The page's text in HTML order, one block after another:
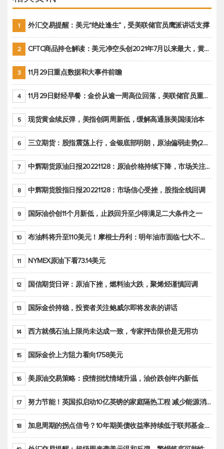
1 外汇交易提醒：美元“绝处逢生”，受美联储官员鹰派讲话支撑
2 CFTC商品持仓解读：美元净空头创2021年7月以来最大，黄金期货投机性净多头头寸减少
3 11月29日重点数据和大事件前瞻
4 11月29日财经早餐：金价从逾一周高位回落，美联储官员重申鹰派立场推动美元回升
5 现货黄金续反弹，美指创两周新低，缓解高通胀美国须治本
6 三立期货：股指震荡上行，金银底部明朗，原油偏弱走势(20221128收评)
7 中辉期货原油日报20221128：原油价格持续下降，市场关注OPEC+新一轮产能政策
8 中辉期货股指日报20221128：市场信心受挫，股指全线回调
9 国际油价创11个月新低，止跌回升至少得满足二大条件之一
10 布油料将升至110美元！摩根士丹利：明年油市面临七大不确定性
11 NYMEX原油下看73.14美元
12 国信期货日评：原油下挫，燃料油大跌，聚烯烃谨慎回调
13 国际金价持稳，投资者关注鲍威尔即将发表的讲话
14 西方就俄石油上限尚未达成一致，专家抨击限价是无用功
15 国际金价上方阻力看向1758美元
16 美原油交易策略：疫情担忧情绪升温，油价跌创年内新低
17 努力节能！英国拟启动10亿英镑的家庭隔热工程 减少能源消耗
18 加息周期的拐点信号？10年期美债收益率持续低于联邦基金利率目标区间